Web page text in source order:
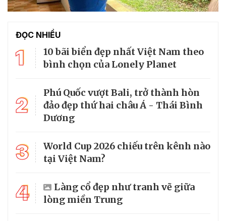
ĐỌC NHIỀU
1
10 bãi biển đẹp nhất Việt Nam theo
bình chọn của Lonely Planet
2
Phú Quốc vượt Bali, trở thành hòn
đảo đẹp thứ hai châu Á - Thái Bình
Dương
3
World Cup 2026 chiếu trên kênh nào
tại Việt Nam?
4
Làng cổ đẹp như tranh vẽ giữa
lòng miền Trung